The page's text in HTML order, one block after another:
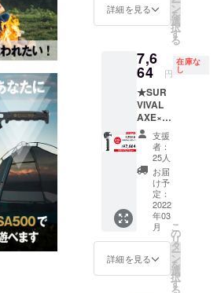
剣類所
び軽犯
罪法第1
により
禁止さ
れてい
ます。
込・送
品本体
の販売
格に対
するも
ので
す。 ----
-----------
理由な
く刃物
を携帯
する行
為は、
銃砲刀
剣類所
持等取
価格
【¥28,7
料無料)
↓↓↓
【30%
OFF!!!
】
↓↓↓
【3本
セット
割】
【¥20,1
18】(税
込・送
料無料)
-----------
----- ※税
込・送
詳細を見る ン
を
選
択
す
る
7,6
64 円
在庫な
し
★SUR
VIVAL
AXE×１
★【超
超早
割】
¥7,664(
税込・
送料無
----------
一般販
売予定
価格
【¥9,58
支援
者：
25人
お届
け予
定：
2022
年03
月
詳細を見る
こ
の
リ
タ
ー
ン
を
選
択
す
る